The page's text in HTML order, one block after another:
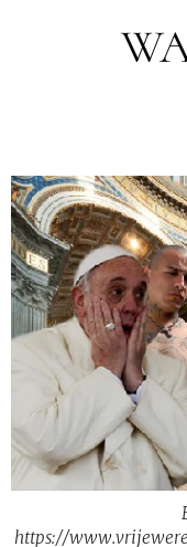
https://